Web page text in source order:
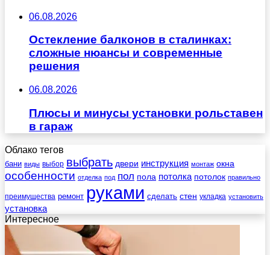
06.08.2026
Остекление балконов в сталинках:
сложные нюансы и современные
решения
06.08.2026
Плюсы и минусы установки рольставен
в гараж
Облако тегов
бани виды выбор выбрать двери инструкция монтаж окна
особенности отделка под пол пола потолка потолок правильно
преимущества ремонт руками сделать стен укладка установить
установка
Интересное